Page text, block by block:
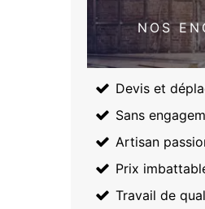
NOS
Devis et
Sans
Artisan
Prix
Travail de